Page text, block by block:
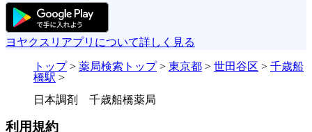
ヨヤクスリアプリについて詳しく見る
トップ> 薬局検索トップ> 東京都 > 世田谷区 > 千歳船
橋駅 >
日本調剤 千歳船橋薬局
利用規約